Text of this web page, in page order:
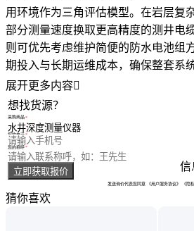
用环境作为三角评估模型。在岩层复
部分测量速度换取更高精度的测井电
则可优先考虑维护简便的防水电池组
期投入与长期运维成本，确保整套系
展开更多内容
想找货源？
采购商品
您的电话
您的称呼
立即获取报价 信
发送询价代表您同意 《用户服务协议》 《隐
猜你喜欢